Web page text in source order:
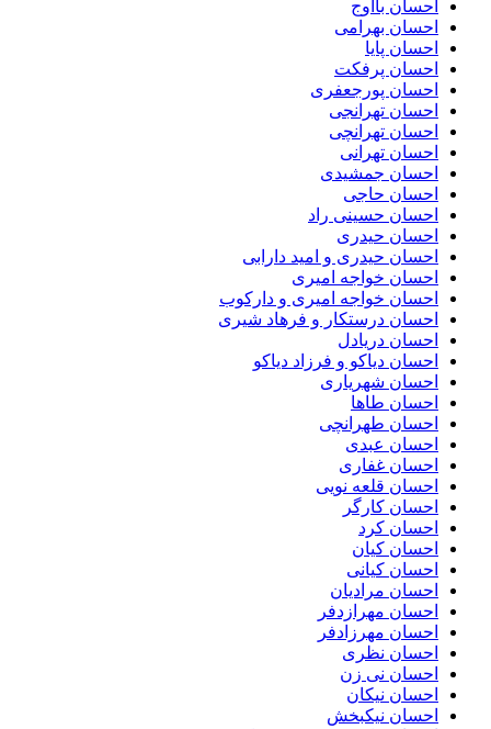
احسان بااوج
احسان بهرامی
احسان پایا
احسان پرفکت
احسان پورجعفری
احسان تهرانجی
احسان تهرانچی
احسان تهرانی
احسان جمشیدی
احسان حاجی
احسان حسینی راد
احسان حیدری
احسان حیدری و امید دارابی
احسان خواجه امیری
احسان خواجه امیری و دارکوب
احسان درستكار و فرهاد شيرى
احسان دریادل
احسان دیاکو و فرزاد دیاکو
احسان شهریاری
احسان طاها
احسان طهرانچی
احسان عبدی
احسان غفاری
احسان قلعه نویی
احسان کارگر
احسان کرد
احسان کیان
احسان کیانی
احسان مرادیان
احسان مهرازدفر
احسان مهرزادفر
احسان نظری
احسان نی زن
احسان نیکان
احسان نیکبخش